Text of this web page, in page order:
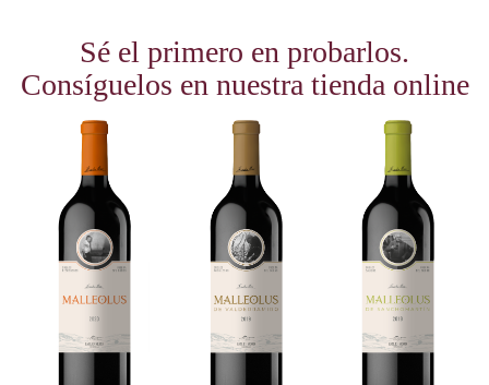
Sé el primero en probarlos.
Consíguelos en nuestra tienda online